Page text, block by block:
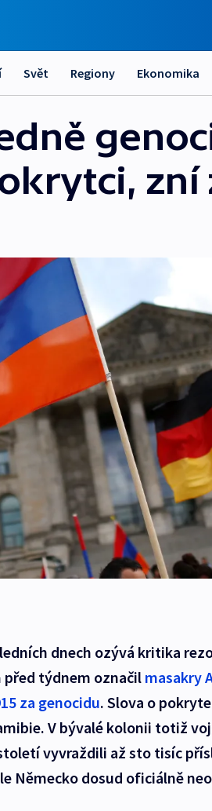
Svět Regiony Ekonomika
zní
dnech ozývá kritika
před týdnem označil masakry
za genocidu. Slova o
V bývalé kolonii totiž
vyvraždili až sto tisíc
Německo dosud oficiálně